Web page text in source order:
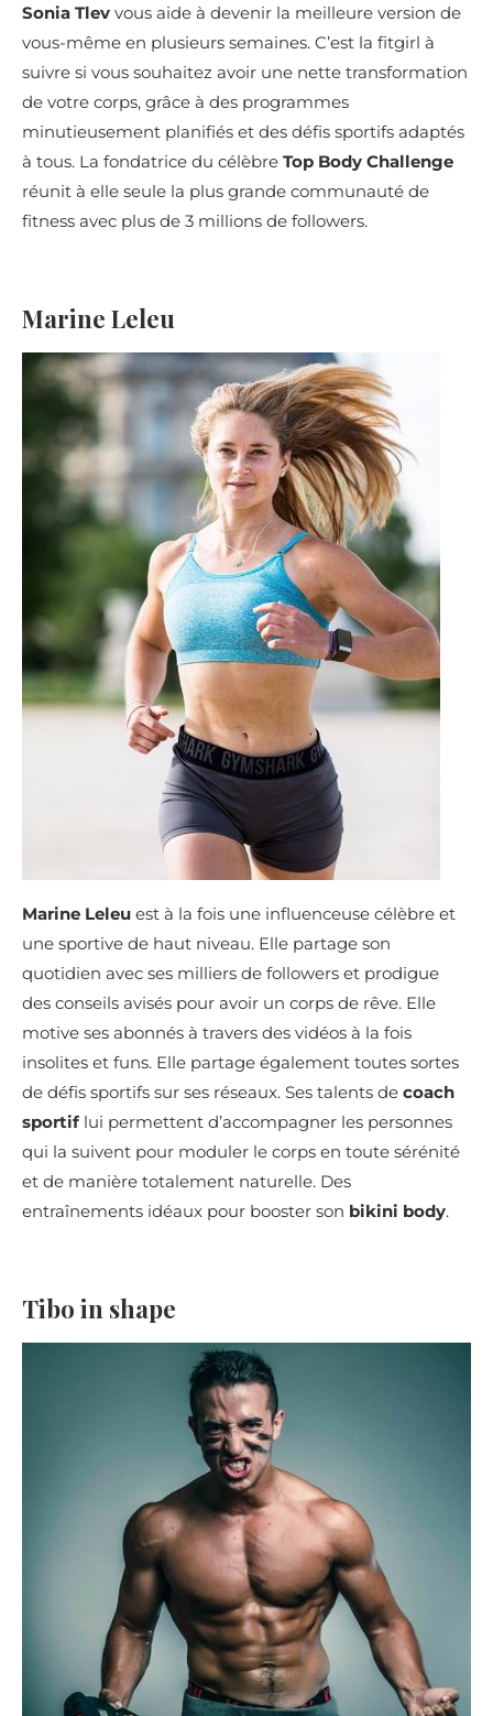
Sonia Tlev vous aide à devenir la meilleure version de
vous-même en plusieurs semaines. C’est la fitgirl à
suivre si vous souhaitez avoir une nette transformation
de votre corps, grâce à des programmes
minutieusement planifiés et des défis sportifs adaptés
à tous. La fondatrice du célèbre Top Body Challenge
réunit à elle seule la plus grande communauté de
fitness avec plus de 3 millions de followers.
Marine Leleu
Marine Leleu est à la fois une influenceuse célèbre et
une sportive de haut niveau. Elle partage son
quotidien avec ses milliers de followers et prodigue
des conseils avisés pour avoir un corps de rêve. Elle
motive ses abonnés à travers des vidéos à la fois
insolites et funs. Elle partage également toutes sortes
de défis sportifs sur ses réseaux. Ses talents de coach
sportif lui permettent d’accompagner les personnes
qui la suivent pour moduler le corps en toute sérénité
et de manière totalement naturelle. Des
entraînements idéaux pour booster son bikini body.
Tibo in shape